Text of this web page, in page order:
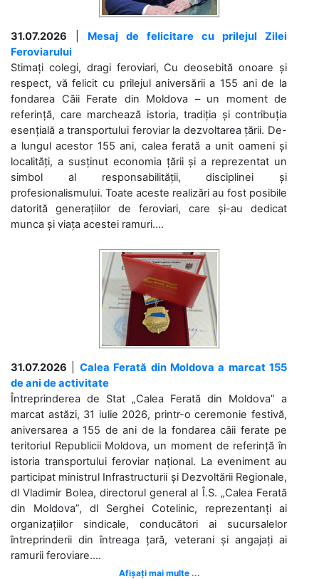
31.07.2026
Mesaj de felicitare cu prilejul Zilei
Feroviarului
Stimați colegi, dragi feroviari, Cu deosebită onoare și
respect, vă felicit cu prilejul aniversării a 155 ani de la
fondarea Căii Ferate din Moldova – un moment de
referință, care marchează istoria, tradiția și contribuția
esențială a transportului feroviar la dezvoltarea țării. De-
a lungul acestor 155 ani, calea ferată a unit oameni și
localități, a susținut economia țării și a reprezentat un
simbol al responsabilității, disciplinei și
profesionalismului. Toate aceste realizări au fost posibile
datorită generațiilor de feroviari, care și-au dedicat
munca și viața acestei ramuri....
31.07.2026
Calea Ferată din Moldova a marcat 155
de ani de activitate
Întreprinderea de Stat „Calea Ferată din Moldova” a
marcat astăzi, 31 iulie 2026, printr-o ceremonie festivă,
aniversarea a 155 de ani de la fondarea căii ferate pe
teritoriul Republicii Moldova, un moment de referință în
istoria transportului feroviar național. La eveniment au
participat ministrul Infrastructurii și Dezvoltării Regionale,
dl Vladimir Bolea, directorul general al Î.S. „Calea Ferată
din Moldova”, dl Serghei Cotelinic, reprezentanți ai
organizațiilor sindicale, conducători ai sucursalelor
întreprinderii din întreaga țară, veterani și angajați ai
ramurii feroviare....
Afișați mai multe ...